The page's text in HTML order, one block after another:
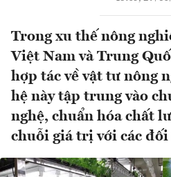
Trong xu thế nông
Việt Nam và Trung
hợp tác về vật tư nông
hệ này tập trung vào
nghệ, chuẩn hóa chất
chuỗi giá trị với các đối